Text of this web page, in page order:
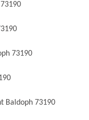
73190
Baldoph 73190